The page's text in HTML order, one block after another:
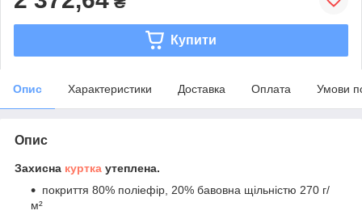
Купити
Опис Характеристики Доставка Оплата Умови
Опис
Захисна куртка утеплена.
покриття 80% поліефір, 20% бавовна щільністю 270 г/
м²